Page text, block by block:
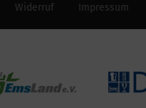
Widerruf Impressum